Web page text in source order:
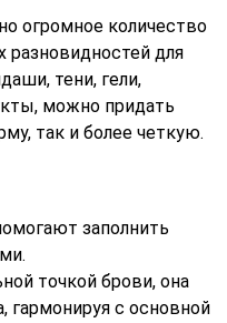
огромное количество
разновидностей для
тени, гели,
можно придать
так и более четкую.
заполнить
точкой брови, она
гармонируя с основной